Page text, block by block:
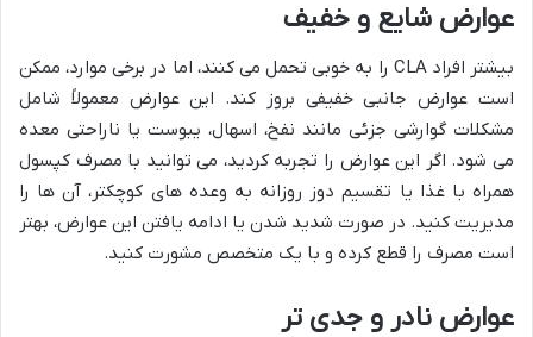
عوارض شایع و خفیف
بیشتر افراد CLA را به خوبی تحمل می کنند، اما در برخی موارد، ممکن
است عوارض جانبی خفیفی بروز کند. این عوارض معمولاً شامل
مشکلات گوارشی جزئی مانند نفخ، اسهال، یبوست یا ناراحتی معده
می شود. اگر این عوارض را تجربه کردید، می توانید با مصرف کپسول
همراه با غذا یا تقسیم دوز روزانه به وعده های کوچکتر، آن ها را
مدیریت کنید. در صورت شدید شدن یا ادامه یافتن این عوارض، بهتر
است مصرف را قطع کرده و با یک متخصص مشورت کنید.
عوارض نادر و جدی تر